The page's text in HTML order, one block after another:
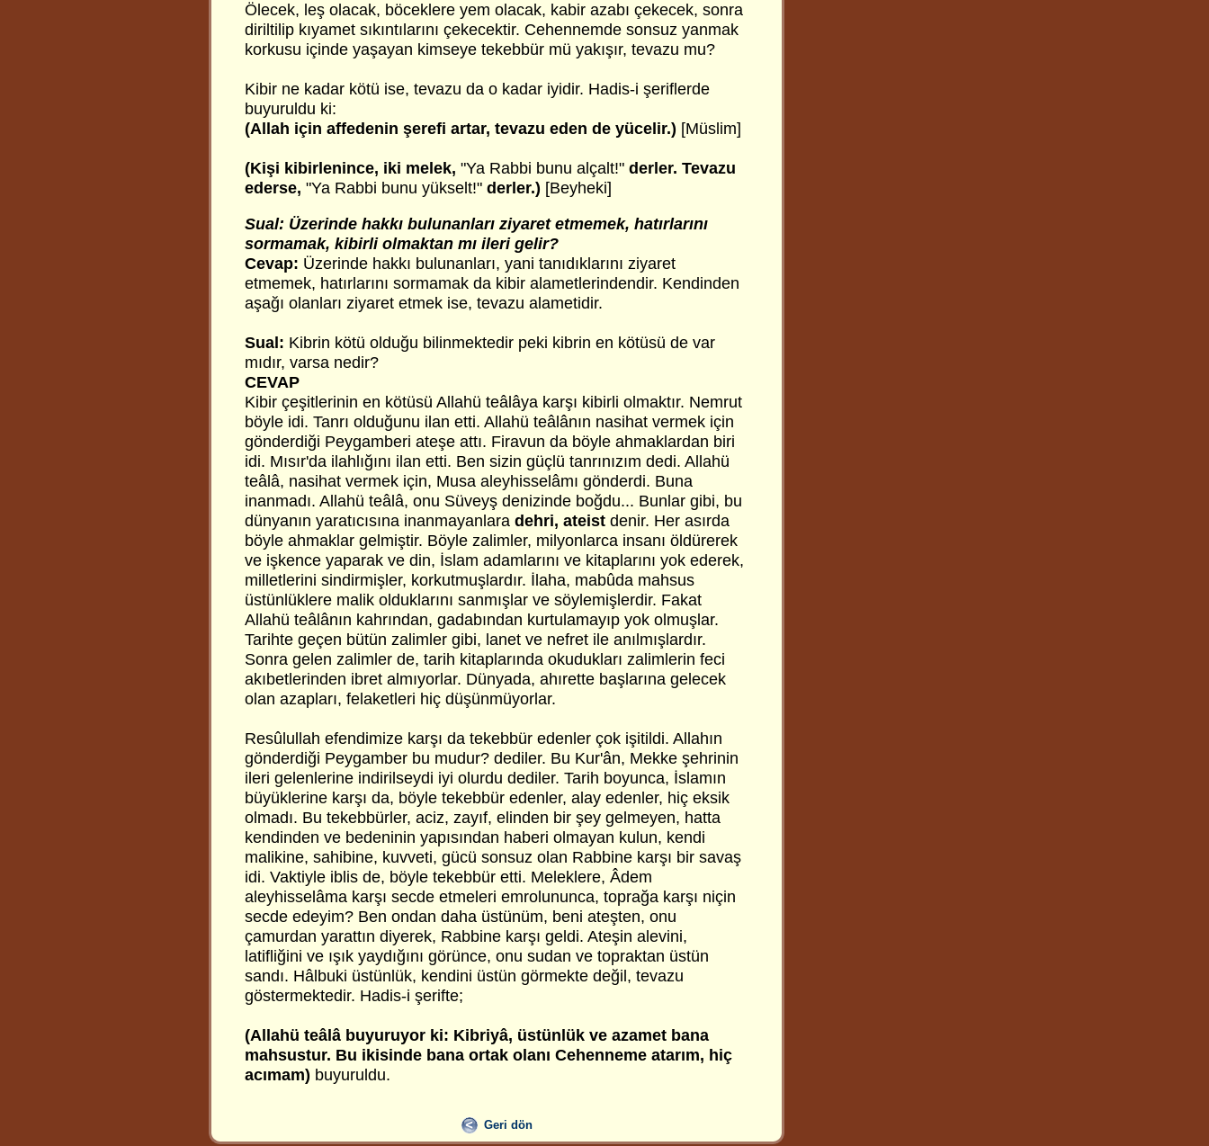
Ölecek, leş olacak, böceklere yem olacak, kabir azabı çekecek, sonra
diriltilip kıyamet sıkıntılarını çekecektir. Cehennemde sonsuz yanmak
korkusu içinde yaşayan kimseye tekebbür mü yakışır, tevazu mu?
Kibir ne kadar kötü ise, tevazu da o kadar iyidir. Hadis-i şeriflerde
buyuruldu ki:
(Allah için affedenin şerefi artar, tevazu eden de yücelir.) [Müslim]
(Kişi kibirlenince, iki melek, "Ya Rabbi bunu alçalt!" derler. Tevazu
ederse, "Ya Rabbi bunu yükselt!" derler.) [Beyheki]
Sual: Üzerinde hakkı bulunanları ziyaret etmemek, hatırlarını
sormamak, kibirli olmaktan mı ileri gelir?
Cevap: Üzerinde hakkı bulunanları, yani tanıdıklarını ziyaret
etmemek, hatırlarını sormamak da kibir alametlerindendir. Kendinden
aşağı olanları ziyaret etmek ise, tevazu alametidir.
Sual: Kibrin kötü olduğu bilinmektedir peki kibrin en kötüsü de var
mıdır, varsa nedir?
CEVAP
Kibir çeşitlerinin en kötüsü Allahü teâlâya karşı kibirli olmaktır. Nemrut
böyle idi. Tanrı olduğunu ilan etti. Allahü teâlânın nasihat vermek için
gönderdiği Peygamberi ateşe attı. Firavun da böyle ahmaklardan biri
idi. Mısır'da ilahlığını ilan etti. Ben sizin güçlü tanrınızım dedi. Allahü
teâlâ, nasihat vermek için, Musa aleyhisselâmı gönderdi. Buna
inanmadı. Allahü teâlâ, onu Süveyş denizinde boğdu... Bunlar gibi, bu
dünyanın yaratıcısına inanmayanlara dehri, ateist denir. Her asırda
böyle ahmaklar gelmiştir. Böyle zalimler, milyonlarca insanı öldürerek
ve işkence yaparak ve din, İslam adamlarını ve kitaplarını yok ederek,
milletlerini sindirmişler, korkutmuşlardır. İlaha, mabûda mahsus
üstünlüklere malik olduklarını sanmışlar ve söylemişlerdir. Fakat
Allahü teâlânın kahrından, gadabından kurtulamayıp yok olmuşlar.
Tarihte geçen bütün zalimler gibi, lanet ve nefret ile anılmışlardır.
Sonra gelen zalimler de, tarih kitaplarında okudukları zalimlerin feci
akıbetlerinden ibret almıyorlar. Dünyada, ahırette başlarına gelecek
olan azapları, felaketleri hiç düşünmüyorlar.
Resûlullah efendimize karşı da tekebbür edenler çok işitildi. Allahın
gönderdiği Peygamber bu mudur? dediler. Bu Kur'ân, Mekke şehrinin
ileri gelenlerine indirilseydi iyi olurdu dediler. Tarih boyunca, İslamın
büyüklerine karşı da, böyle tekebbür edenler, alay edenler, hiç eksik
olmadı. Bu tekebbürler, aciz, zayıf, elinden bir şey gelmeyen, hatta
kendinden ve bedeninin yapısından haberi olmayan kulun, kendi
malikine, sahibine, kuvveti, gücü sonsuz olan Rabbine karşı bir savaş
idi. Vaktiyle iblis de, böyle tekebbür etti. Meleklere, Âdem
aleyhisselâma karşı secde etmeleri emrolununca, toprağa karşı niçin
secde edeyim? Ben ondan daha üstünüm, beni ateşten, onu
çamurdan yarattın diyerek, Rabbine karşı geldi. Ateşin alevini,
latifliğini ve ışık yaydığını görünce, onu sudan ve topraktan üstün
sandı. Hâlbuki üstünlük, kendini üstün görmekte değil, tevazu
göstermektedir. Hadis-i şerifte;
(Allahü teâlâ buyuruyor ki: Kibriyâ, üstünlük ve azamet bana
mahsustur. Bu ikisinde bana ortak olanı Cehenneme atarım, hiç
acımam) buyuruldu.
Geri dön